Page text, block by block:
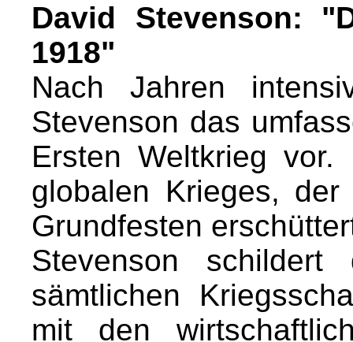
David Stevenson:
1918"
Nach Jahren
Stevenson das
Ersten Weltkrieg
globalen Krieges,
Grundfesten
Stevenson schildert
sämtlichen
mit den